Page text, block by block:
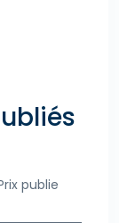
publie